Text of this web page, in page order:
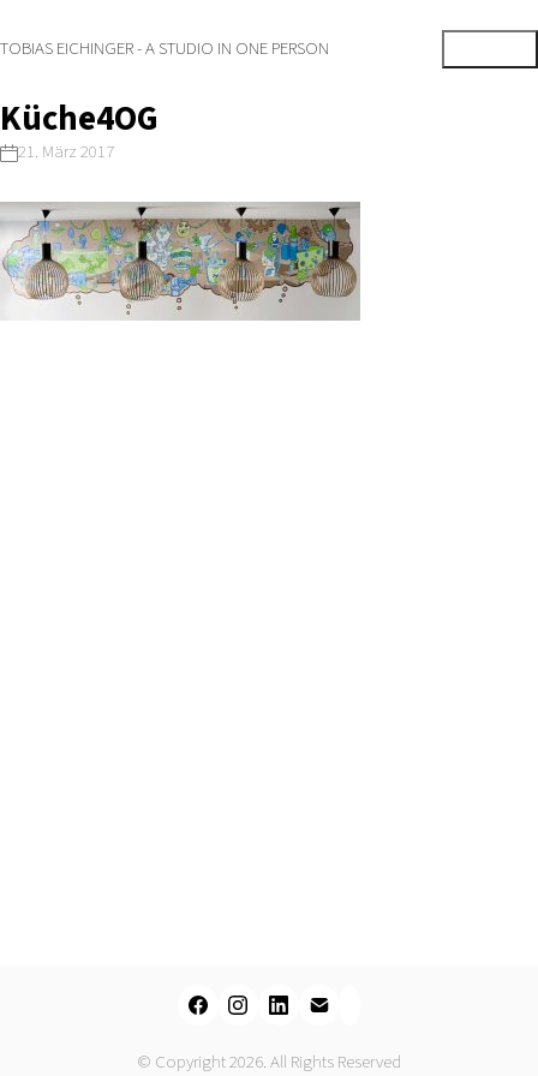
TOBIAS EICHINGER - A STUDIO IN ONE PERSON
Küche4OG
21. März 2017
© Copyright 2026. All Rights Reserved